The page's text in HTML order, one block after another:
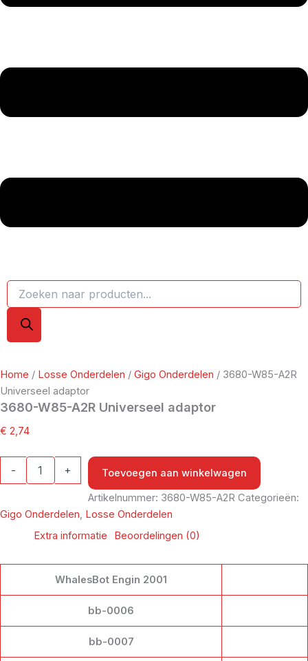
Home / Losse Onderdelen / Gigo Onderdelen / 3680-W85-A2R
Universeel adaptor
3680-W85-A2R Universeel adaptor
€ 2,74
- +
Toevoegen aan winkelwagen
Artikelnummer: 3680-W85-A2RCategorieën:
Gigo Onderdelen, Losse Onderdelen
Extra informatie
Beoordelingen (0)
WhalesBot Engin 2001
bb-0006
bb-0007